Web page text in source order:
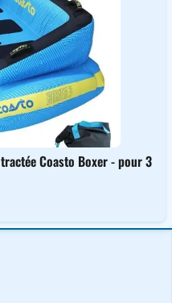
tractée Coasto Boxer - pour 3